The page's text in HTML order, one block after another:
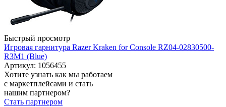
Быстрый просмотр
Игровая гарнитура Razer Kraken for Console RZ04-02830500-
R3M1 (Blue)
Артикул: 1056455
Хотите узнать как мы работаем
с маркетплейсами и стать
нашим партнером?
Стать партнером